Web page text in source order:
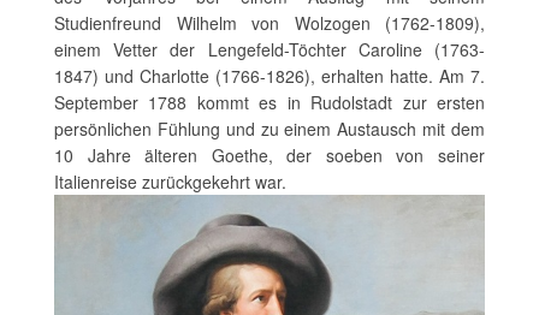
Studienfreund Wilhelm von Wolzogen (1762-1809),
einem Vetter der Lengefeld-Töchter Caroline (1763-
1847) und Charlotte (1766-1826), erhalten hatte. Am 7.
September 1788 kommt es in Rudolstadt zur ersten
persönlichen Fühlung und zu einem Austausch mit dem
10 Jahre älteren Goethe, der soeben von seiner
Italienreise zurückgekehrt war.